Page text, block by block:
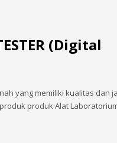
(Digital
yang memiliki kualitas dan
produk Alat